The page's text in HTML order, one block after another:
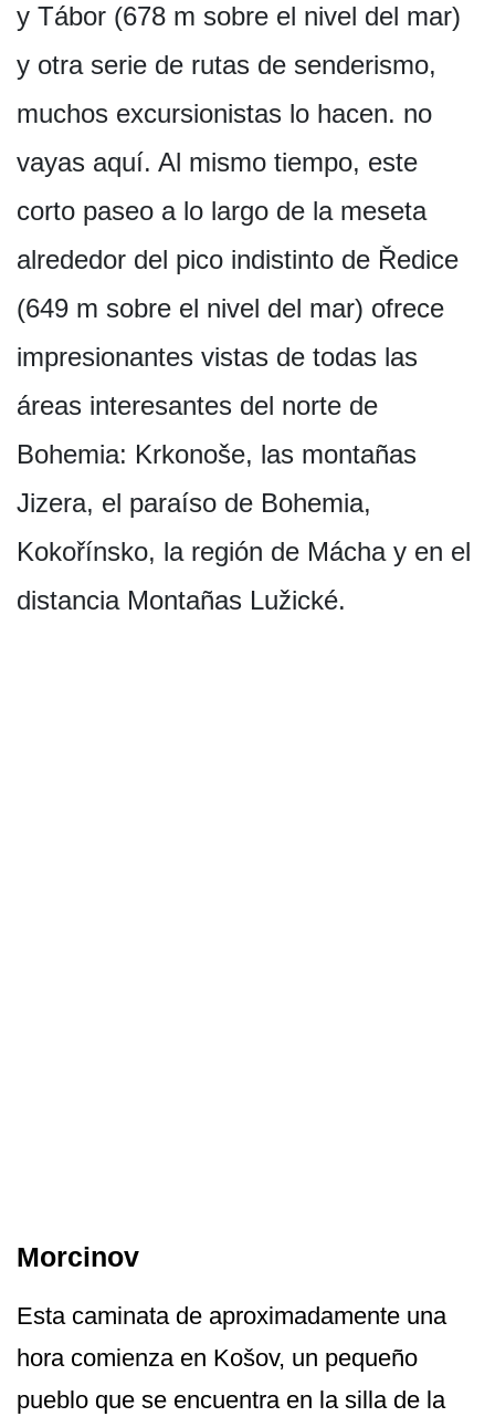
y Tábor (678 m sobre el nivel del mar)
y otra serie de rutas de senderismo,
muchos excursionistas lo hacen. no
vayas aquí. Al mismo tiempo, este
corto paseo a lo largo de la meseta
alrededor del pico indistinto de Ředice
(649 m sobre el nivel del mar) ofrece
impresionantes vistas de todas las
áreas interesantes del norte de
Bohemia: Krkonoše, las montañas
Jizera, el paraíso de Bohemia,
Kokořínsko, la región de Mácha y en el
distancia Montañas Lužické.
Morcinov
Esta caminata de aproximadamente una
hora comienza en Košov, un pequeño
pueblo que se encuentra en la silla de la